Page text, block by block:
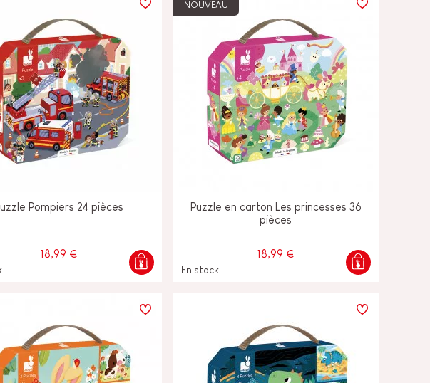
Pompiers 24 pièces
18,99 €
NOUVEAU
Puzzle en carton Les princesses 36
pièces
18,99 €
En stock